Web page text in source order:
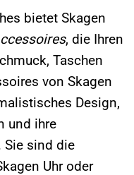
bietet Skagen
, die Ihren
Taschen
von Skagen
Design,
und ihre
Sie sind die
Uhr oder